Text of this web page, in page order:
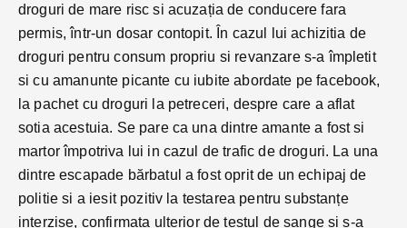
droguri de mare risc si acuzația de conducere fara
permis, într-un dosar contopit. În cazul lui achizitia de
droguri pentru consum propriu si revanzare s-a împletit
si cu amanunte picante cu iubite abordate pe facebook,
la pachet cu droguri la petreceri, despre care a aflat
sotia acestuia. Se pare ca una dintre amante a fost si
martor împotriva lui in cazul de trafic de droguri. La una
dintre escapade bărbatul a fost oprit de un echipaj de
politie si a iesit pozitiv la testarea pentru substanțe
interzise, confirmata ulterior de testul de sange si s-a